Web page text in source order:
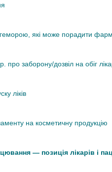
геморою, які може порадити
заборону/дозвіл на обіг
ліків
на косметичну продукцію
— позиція лікарів і